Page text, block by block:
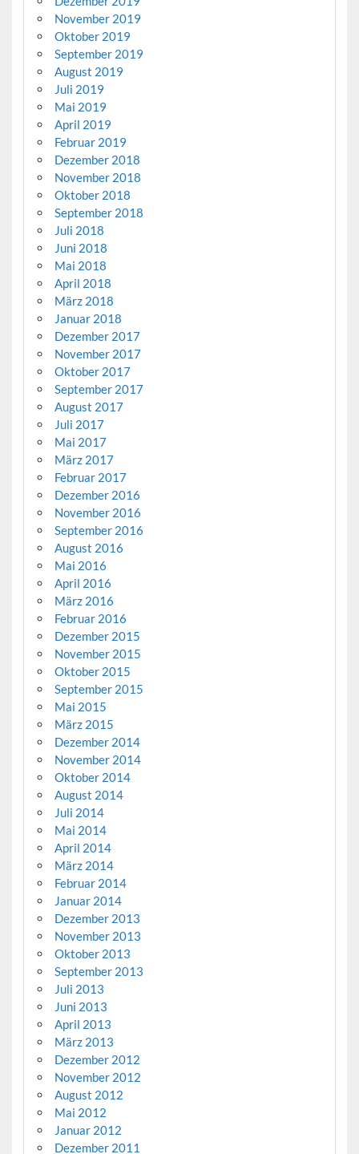
November 2019
Oktober 2019
September 2019
August 2019
Juli 2019
Mai 2019
April 2019
Februar 2019
Dezember 2018
November 2018
Oktober 2018
September 2018
Juli 2018
Juni 2018
Mai 2018
April 2018
März 2018
Januar 2018
Dezember 2017
November 2017
Oktober 2017
September 2017
August 2017
Juli 2017
Mai 2017
März 2017
Februar 2017
Dezember 2016
November 2016
September 2016
August 2016
Mai 2016
April 2016
März 2016
Februar 2016
Dezember 2015
November 2015
Oktober 2015
September 2015
Mai 2015
März 2015
Dezember 2014
November 2014
Oktober 2014
August 2014
Juli 2014
Mai 2014
April 2014
März 2014
Februar 2014
Januar 2014
Dezember 2013
November 2013
Oktober 2013
September 2013
Juli 2013
Juni 2013
April 2013
März 2013
Dezember 2012
November 2012
August 2012
Mai 2012
Januar 2012
Dezember 2011